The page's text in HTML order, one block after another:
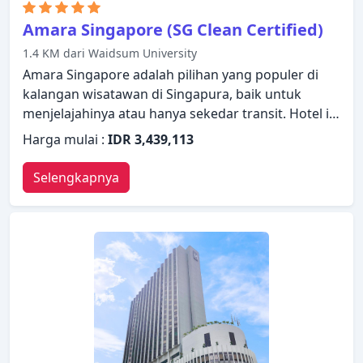
Amara Singapore (SG Clean Certified)
1.4 KM dari Waidsum University
Amara Singapore adalah pilihan yang populer di
kalangan wisatawan di Singapura, baik untuk
menjelajahinya atau hanya sekedar transit. Hotel ini
menawarkan berbagai layanan dan fasilitas yang
dirancang untuk memberikan kenyamanan dan
kemudahan kepada para tamu. Semua fasilitas
yang diperlukan, termasuk WiFi gratis di semua
kamar, satpam 24 jam, layanan kebersihan harian,
binatu (laundromat), fotokopi telah tersedia. Kamar
dirancang untuk memberikan tingkat kenyamanan
optimal dengan dekorasi dan fasilitas yang nyaman
seperti teh gratis, ruang penyimpanan pakaian,
handuk, timbangan, sandal. Suasana tenang di
hotel ini meluas hingga fasilitas rekreasinya yang
meliputi pusat kebugaran, kolam renang luar
Harga mulai : IDR 3,439,113
Selengkapnya